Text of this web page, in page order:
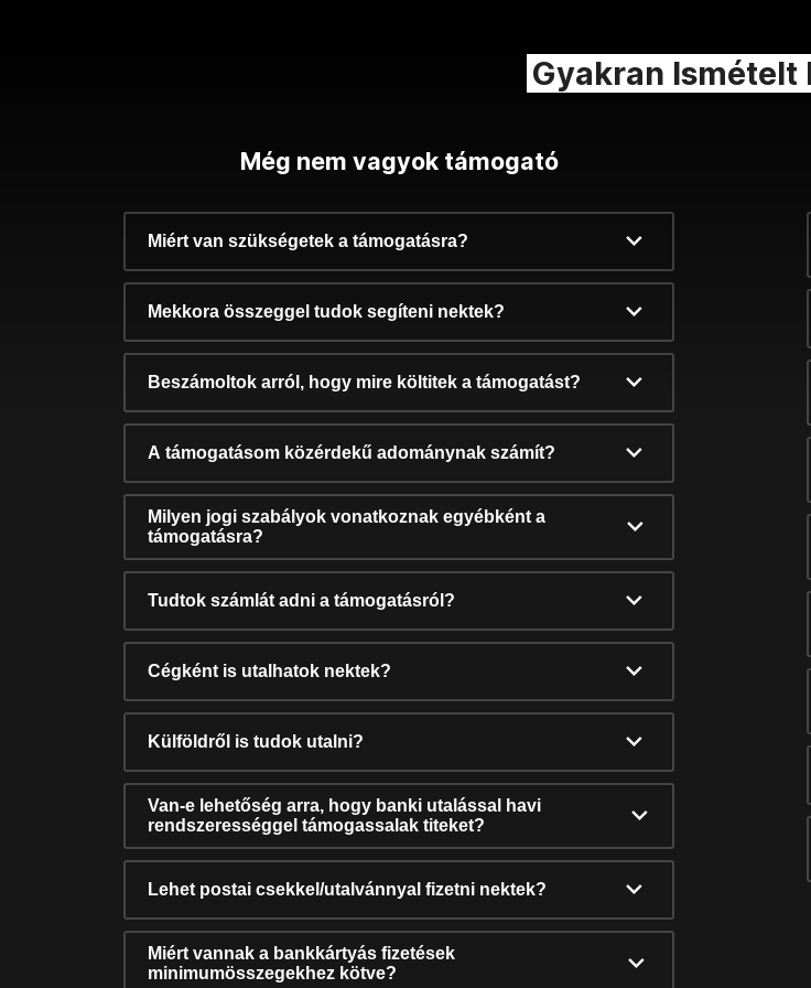
Gyakran Ismételt
Még nem vagyok támogató
Miért van szükségetek a támogatásra?
Mekkora összeggel tudok segíteni nektek?
Beszámoltok arról, hogy mire költitek a támogatást?
A támogatásom közérdekű adománynak számít?
Milyen jogi szabályok vonatkoznak egyébként a
támogatásra?
Tudtok számlát adni a támogatásról?
Cégként is utalhatok nektek?
Külföldről is tudok utalni?
Van-e lehetőség arra, hogy banki utalással havi
rendszerességgel támogassalak titeket?
Lehet postai csekkel/utalvánnyal fizetni nektek?
Miért vannak a bankkártyás fizetések
minimumösszegekhez kötve?